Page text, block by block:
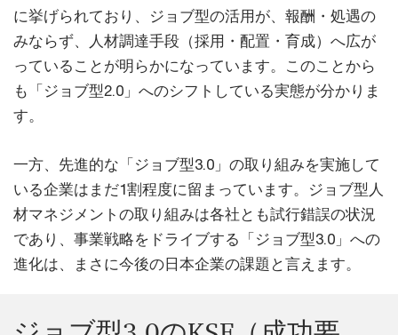
に挙げられており、ジョブ型の活用が、報酬・処遇の
みならず、人材調達手段（採用・配置・育成）へ広が
っていることが明らかになっています。このことから
も「ジョブ型2.0」へのシフトしている実態が分かりま
す。
一方、先進的な「ジョブ型3.0」の取り組みを実施して
いる企業はまだ1割程度に留まっています。ジョブ型人
材マネジメントの取り組みは各社とも試行錯誤の状況
であり、事業戦略をドライブする「ジョブ型3.0」への
進化は、まさに今後の日本企業の課題と言えます。